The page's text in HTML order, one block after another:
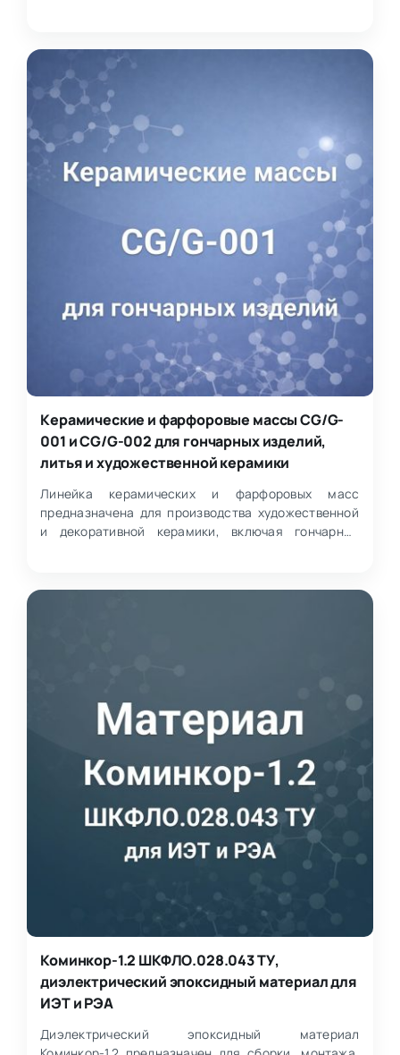
Керамические и фарфоровые массы CG/G-
001 и CG/G-002 для гончарных изделий,
литья и художественной керамики
Линейка керамических и фарфоровых масс
предназначена для производства художественной
и декоративной керамики, включая гончарные
Коминкор-1.2 ШКФЛО.028.043 ТУ,
диэлектрический эпоксидный материал для
ИЭТ и РЭА
Диэлектрический эпоксидный материал